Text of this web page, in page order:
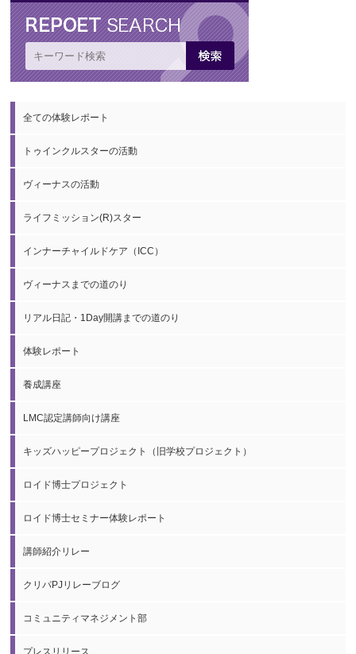
全ての体験レポート
トゥインクルスターの活動
ヴィーナスの活動
ライフミッション(R)スター
インナーチャイルドケア（ICC）
ヴィーナスまでの道のり
リアル日記・1Day開講までの道のり
体験レポート
養成講座
LMC認定講師向け講座
キッズハッピープロジェクト（旧学校プロジェクト）
ロイド博士プロジェクト
ロイド博士セミナー体験レポート
講師紹介リレー
クリパPJリレーブログ
コミュニティマネジメント部
プレスリリース